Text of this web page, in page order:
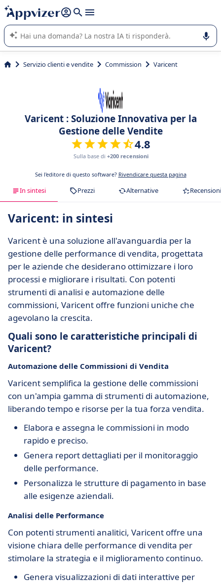
righe con
shift + enter
L'IA di Appvizer vi guida nell'utilizzo o nella scelta di un
software SaaS per la vostra azienda.
Servizio clienti e vendite Commission Varicent
Varicent : Soluzione Innovativa per la
Gestione delle Vendite
4.8
Sulla base di +200 recensioni
Sei l'editore di questo software? Rivendicare questa pagina
In sintesi Prezzi Alternative Recensioni
Varicent: in sintesi
Varicent è una soluzione all'avanguardia per la
gestione delle performance di vendita, progettata
per le aziende che desiderano ottimizzare i loro
processi e migliorare i risultati. Con potenti
strumenti di analisi e automazione delle
commissioni, Varicent offre funzioni uniche che
agevolano la crescita.
Quali sono le caratteristiche principali di
Varicent?
Automazione delle Commissioni di Vendita
Varicent semplifica la gestione delle commissioni
con un'ampia gamma di strumenti di automazione,
liberando tempo e risorse per la tua forza vendita.
Elabora e assegna le commissioni in modo
rapido e preciso.
Genera report dettagliati per il monitoraggio
delle performance.
Personalizza le strutture di pagamento in base
alle esigenze aziendali.
Analisi delle Performance
Con potenti strumenti analitici, Varicent offre una
visione chiara delle performance di vendita per
stimolare la strategia e il miglioramento continuo.
Genera visualizzazioni di dati interattive per